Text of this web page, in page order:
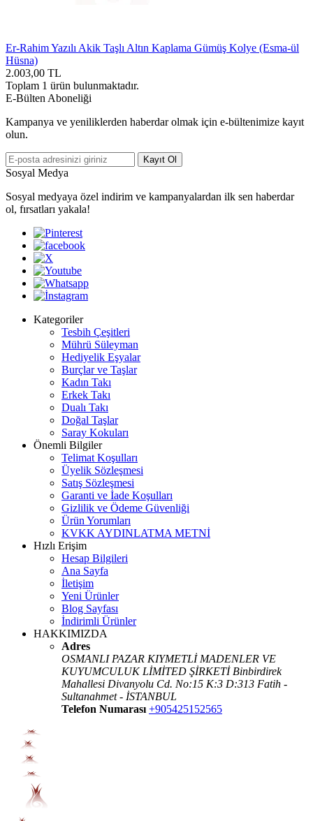
Er-Rahim Yazılı Akik Taşlı Altın Kaplama Gümüş Kolye (Esma-ül
Hüsna)
2.003,00 TL
Toplam 1 ürün bulunmaktadır.
E-Bülten Aboneliği
Kampanya ve yeniliklerden haberdar olmak için e-bültenimize kayıt
olun.
Kayıt Ol
Sosyal Medya
Sosyal medyaya özel indirim ve kampanyalardan ilk sen haberdar
ol, fırsatları yakala!
Kategoriler
Tesbih Çeşitleri
Mührü Süleyman
Hediyelik Eşyalar
Burçlar ve Taşlar
Kadın Takı
Erkek Takı
Dualı Takı
Doğal Taşlar
Saray Kokuları
Önemli Bilgiler
Telimat Koşulları
Üyelik Sözleşmesi
Satış Sözleşmesi
Garanti ve İade Koşulları
Gizlilik ve Ödeme Güvenliği
Ürün Yorumları
KVKK AYDINLATMA METNİ
Hızlı Erişim
Hesap Bilgileri
Ana Sayfa
İletişim
Yeni Ürünler
Blog Sayfası
İndirimli Ürünler
HAKKIMIZDA
Adres
OSMANLI PAZAR KIYMETLİ MADENLER VE
KUYUMCULUK LİMİTED ŞİRKETİ Binbirdirek
Mahallesi Divanyolu Cd. No:15 K:3 D:313 Fatih -
Sultanahmet - İSTANBUL
Telefon Numarası +905425152565